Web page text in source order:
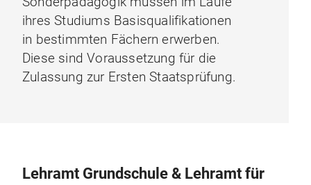
ihres Studiums Basisqualifikationen
in bestimmten Fächern erwerben.
Diese sind Voraussetzung für die
Zulassung zur Ersten Staatsprüfung.
Lehramt Grundschule & Lehramt für